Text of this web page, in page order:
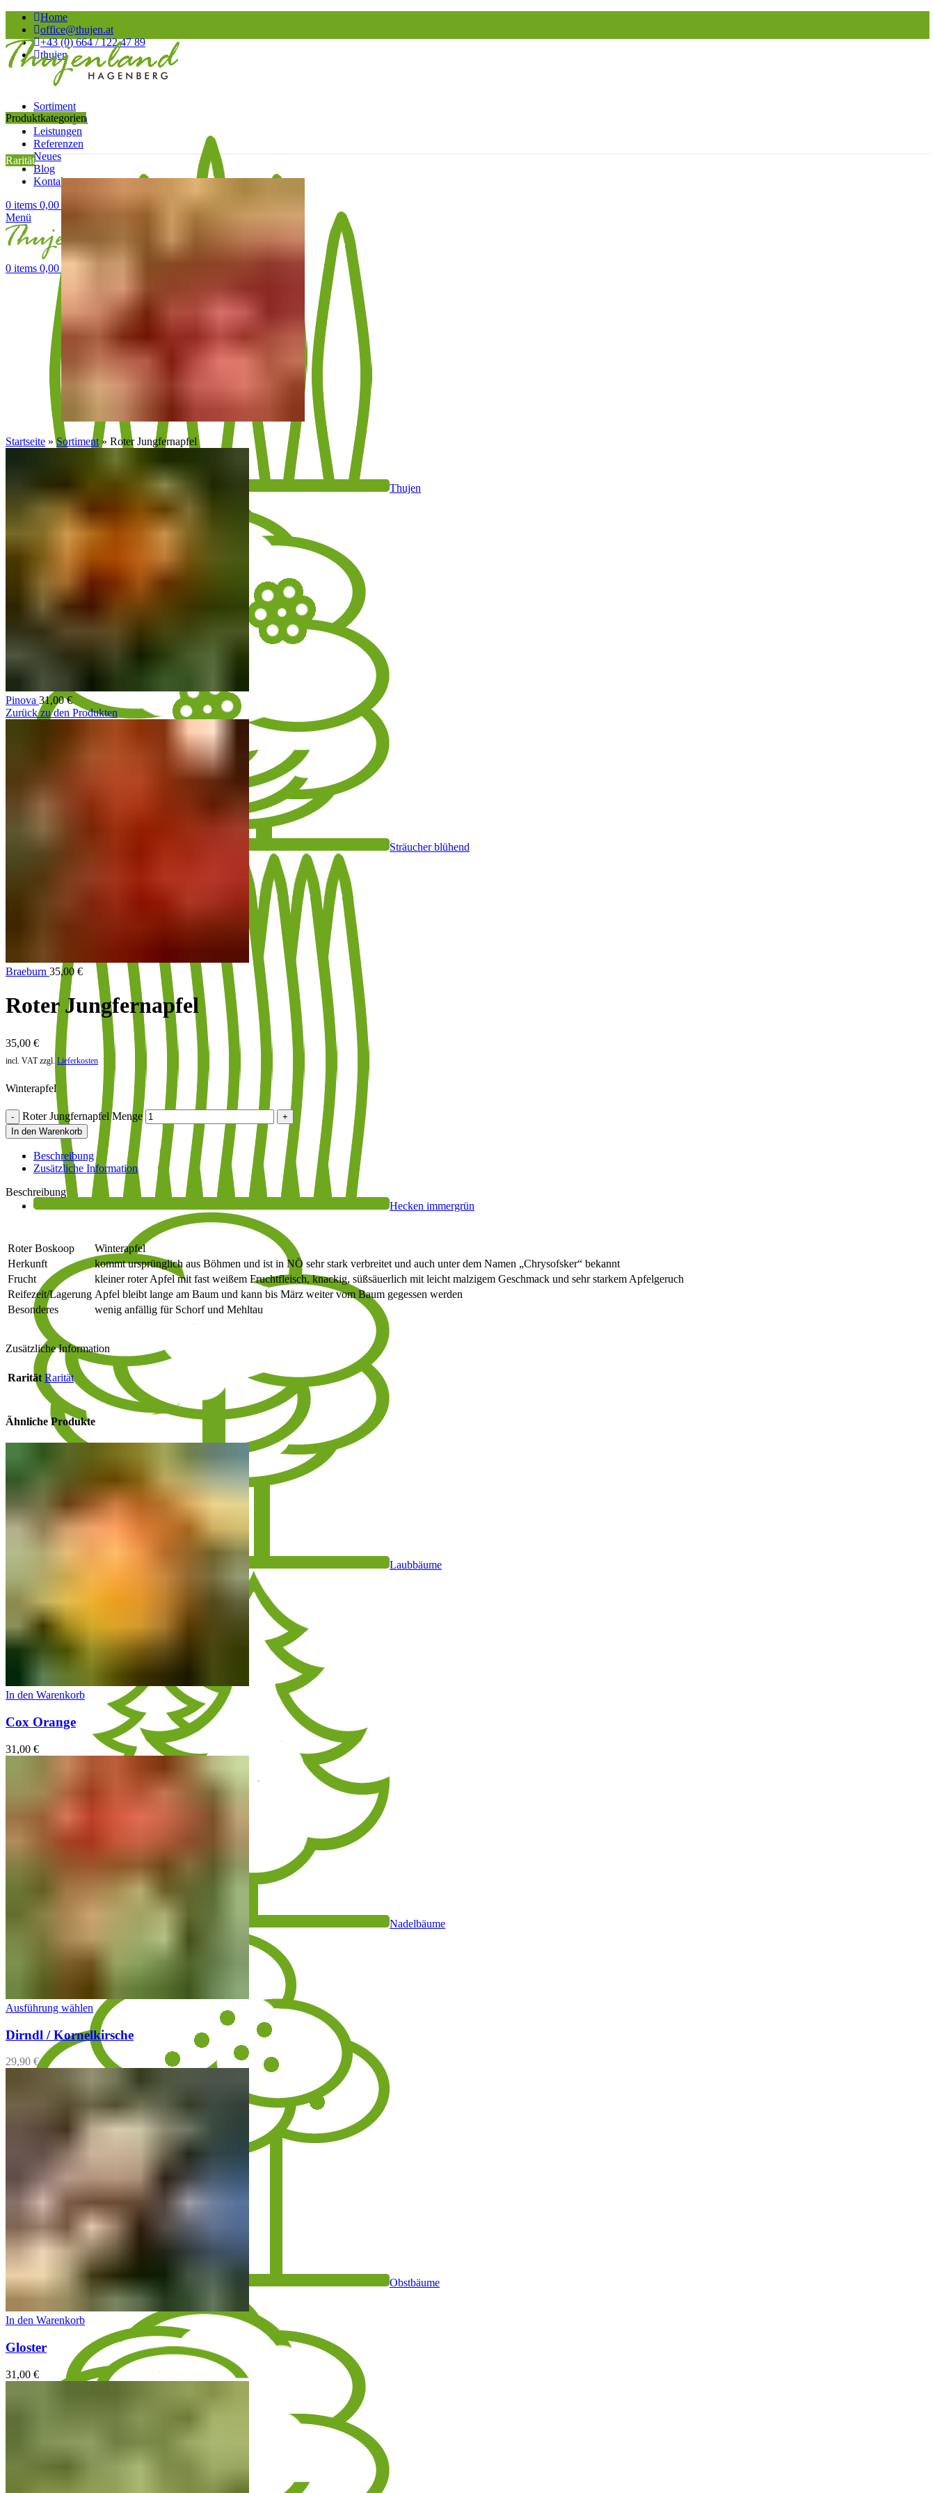
Home
office@thujen.at
+43 (0) 664 / 122 47 89
thujen
Sortiment
Anleitungen
Leistungen
Referenzen
Neues
Blog
Kontakt
0 items 0,00
Menü
0 items 0,00
Produktkategorien
Thujen
Sträucher blühend
Hecken immergrün
Laubbäume
Nadelbäume
Obstbäume
Rarität
Startseite »Sortiment » Roter Jungfernapfel
Pinova 31,00€
Zurück zu den Produkten
Braeburn 35,00 €
Roter Jungfernapfel
35,00 €
incl. VAT zzgl. Lieferkosten
Winterapfel
Roter Jungfernapfel Menge
In den Warenkorb
Beschreibung
Zusätzliche Information
Beschreibung
Roter Boskoop
Winterapfel
Herkunft
kommt ursprünglich aus Böhmen und ist in NÖ sehr stark verbreitet und auch unter dem Namen „Chrysofsker“ bekannt
Frucht
kleiner roter Apfel mit fast weißem Fruchtfleisch, knackig, süßsäuerlich mit leicht malzigem Geschmack und sehr starkem Apfelgeruch
Reifezeit/Lagerung Apfel bleibt lange am Baum und kann bis März weiter vom Baum gegessen werden
Besonderes
wenig anfällig für Schorf und Mehltau
Zusätzliche Information
Rarität Rarität
Ähnliche Produkte
In den Warenkorb
Cox Orange
31,00 €
Ausführung wählen
Dirndl / Kornelkirsche
29,90 €
In den Warenkorb
Gloster
31,00 €